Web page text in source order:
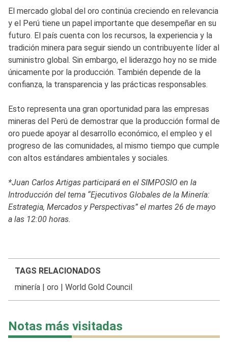
El mercado global del oro continúa creciendo en relevancia
y el Perú tiene un papel importante que desempeñar en su
futuro. El país cuenta con los recursos, la experiencia y la
tradición minera para seguir siendo un contribuyente líder al
suministro global. Sin embargo, el liderazgo hoy no se mide
únicamente por la producción. También depende de la
confianza, la transparencia y las prácticas responsables.
Esto representa una gran oportunidad para las empresas
mineras del Perú de demostrar que la producción formal de
oro puede apoyar al desarrollo económico, el empleo y el
progreso de las comunidades, al mismo tiempo que cumple
con altos estándares ambientales y sociales.
*Juan Carlos Artigas participará en el SIMPOSIO en la
Introducción del tema “Ejecutivos Globales de la Minería:
Estrategia, Mercados y Perspectivas” el martes 26 de mayo
a las 12:00 horas.
TAGS RELACIONADOS
minería| oro World Gold Council
Notas más visitadas